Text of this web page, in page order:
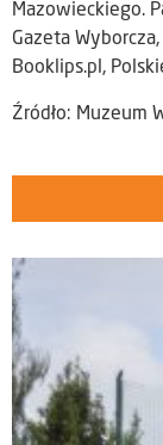
Mazowieckiego.
Gazeta
Booklips.pl,
Źródło: Muzeum